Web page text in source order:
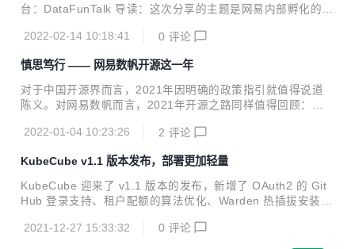
性能表现引发了社区的注意。 这也表明，作为网易数帆自研开
台：DataFunTalk 导读：这次分享的主题是网易内部孵化的数
数帆有数团队结合自身需求，孵化了Arctic。本次分享的内容
心原理 现有成果 总结与规划 01 什么是数据湖 我们从数据摄
取、数据存储和数据分析三个方面来描述数据湖的特性。 数据
摄取就是数据写入，数据湖既可以支持批量的数据写入，也可
存储结构化的数据，我们希望数据湖既能存储结构化的数据，
2022-02-14 10:18:41 0 评论
慎思笃行 —— 网易数帆开源这一年
对于中国开源界而言，2021年因明确的政策指引就值得说道
陈义。对网易数帆而言，2021年开源之路同样值得回顾：一
项目送入 Apache 基金会孵化。种种行动，让业界更深刻地感
che Way，推动大数据平民化 从早期的 LAMP 架构，到今天
的 Hadoop 生态，Apache 软件基金会（ASF）在开源领域影
响深远，其形成的 “The Apache Way” ，已经成为引领全球社
的努力，也缔造了数帆与 ASF 愈发深...
2022-01-04 10:23:26 2 评论
KubeCube v1.1 版本发布，部署更加轻量
KubeCube 迎来了 v1.1 版本的发布，新增了 OAuth2 的 Git
Hub 登录支持、租户配额的算法优化、Warden 热插拔安装包
详见 ChangeLog。 v1.1 版本中最主要的特性是 Auth-Proxy
能力的支持，使得部署更加轻量，无需侵入修改 kube-apiser
2021-12-27 15:33:32 0 评论